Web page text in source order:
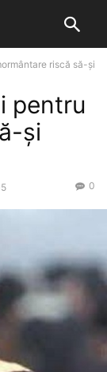
riscă să-şi
pentru
şi
0